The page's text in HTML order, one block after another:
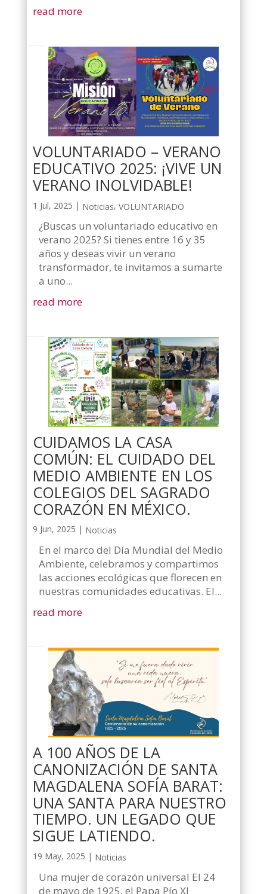
read more
VOLUNTARIADO – VERANO
EDUCATIVO 2025: ¡VIVE UN
VERANO INOLVIDABLE!
1 Jul, 2025 | Noticias, VOLUNTARIADO
¿Buscas un voluntariado educativo en
verano 2025? Si tienes entre 16 y 35
años y deseas vivir un verano
transformador, te invitamos a sumarte
a uno...
read more
CUIDAMOS LA CASA
COMÚN: EL CUIDADO DEL
MEDIO AMBIENTE EN LOS
COLEGIOS DEL SAGRADO
CORAZÓN EN MÉXICO.
9 Jun, 2025 | Noticias
En el marco del Día Mundial del Medio
Ambiente, celebramos y compartimos
las acciones ecológicas que florecen en
nuestras comunidades educativas. El...
read more
A 100 AÑOS DE LA
CANONIZACIÓN DE SANTA
MAGDALENA SOFÍA BARAT:
UNA SANTA PARA NUESTRO
TIEMPO. UN LEGADO QUE
SIGUE LATIENDO.
19 May, 2025 | Noticias
Una mujer de corazón universal El 24
de mayo de 1925, el Papa Pío XI